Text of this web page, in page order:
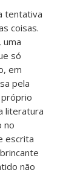
tentativa
coisas.
uma
só
em
pela
próprio
literatura
no
escrita
não